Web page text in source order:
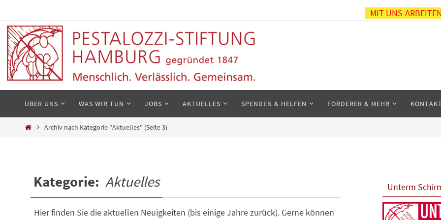
Inhalt
springen
MIT UNS ARBEITEN
springen
ÜBER UNS WAS WIR TUN JOBS AKTUELLES SPENDEN & HELFEN FÖRDERER & MEHR KONTAKT
StartArchiv nach Kategorie "Aktuelles" (Seite 3)
Kategorie: Aktuelles
Hier finden Sie die aktuellen Neuigkeiten (bis einige Jahre zurück). Gerne können
Unterm